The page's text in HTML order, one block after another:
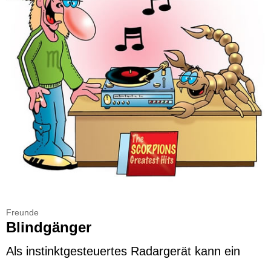
Freunde
Blindgänger
Als instinktgesteuertes Radargerät kann ein